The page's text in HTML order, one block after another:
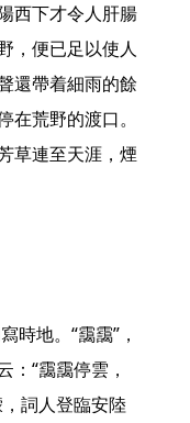
西下才令人肝腸
，便已足以使人
還帶着細雨的餘
荒野的渡口。
草連至天涯，煙
：“靄靄停雲，
詞人登臨安陸